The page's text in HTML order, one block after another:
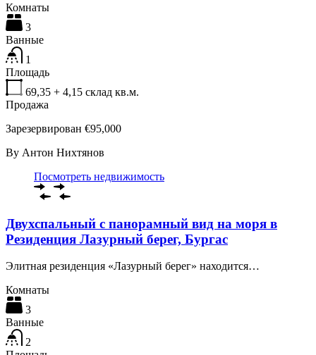
Комнаты
3
Ванные
1
Площадь
69,35 + 4,15 склад кв.м.
Продажа
Зарезервирован €95,000
By Антон Нихтянов
Посмотреть недвижимость
Двухспальный с панорамный вид на моря в
Резиденция Лазурный берег, Бургас
Элитная резиденция «Лазурный берег» находится…
Комнаты
3
Ванные
2